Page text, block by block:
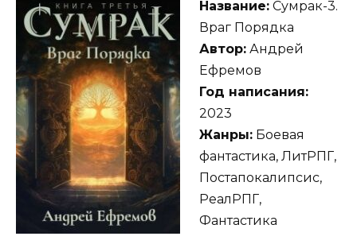
Название: Сумрак-3.
Враг Порядка
Автор: Андрей
Ефремов
Год написания:
2023
Жанры: Боевая
фантастика, ЛитРПГ,
Постапокалипсис,
РеалРПГ,
Фантастика